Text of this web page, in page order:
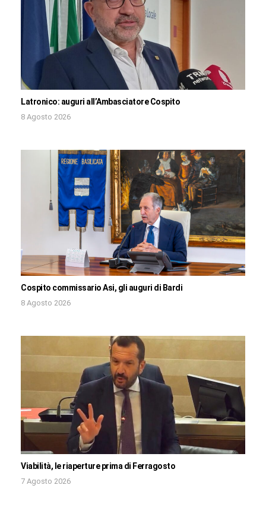
Latronico: auguri all’Ambasciatore Cospito
8 Agosto 2026
Cospito commissario Asi, gli auguri di Bardi
8 Agosto 2026
Viabilità, le riaperture prima di Ferragosto
7 Agosto 2026